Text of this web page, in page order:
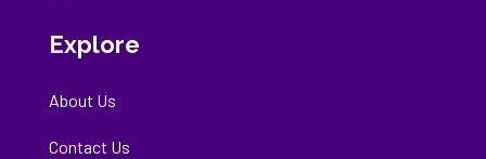
Explore
About Us
Contact Us